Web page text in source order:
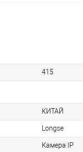
415
КИТАЙ
Longse
Камера IP